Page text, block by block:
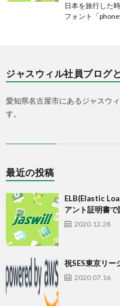
日本を旅行した
フォント「
ジャスウィル社員ブログ
愛知県名古屋市にあるジャスウ
す。
最近の投稿
ELB(Elastic
アント証明書
2020.12.28
祝SES東京リー
2020.07.16